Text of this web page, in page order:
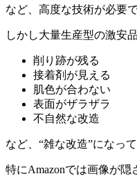
など、高度な技術が必要で
しかし大量生産型の激安品
削り跡が残る
接着剤が見える
肌色が合わない
表面がザラザラ
不自然な改造
など、“雑な改造”になっ
特にAmazonでは画像が